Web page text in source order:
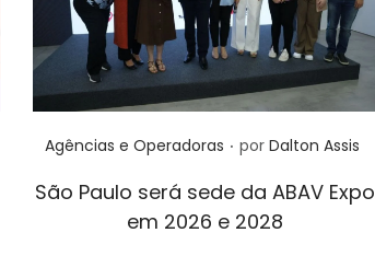
Posted in
Agências e Operadoras . por Dalton Assis
São Paulo será sede da ABAV Expo
em 2026 e 2028